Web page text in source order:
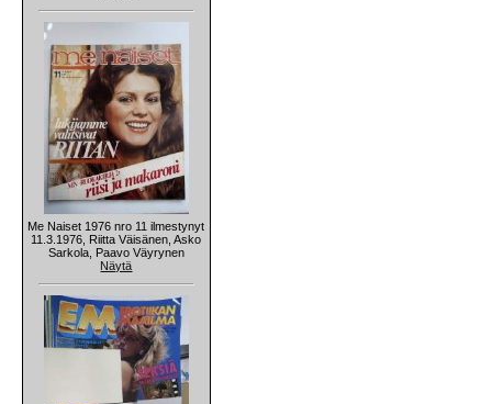
Me Naiset 1976 nro 11 ilmestynyt
11.3.1976, Riitta Väisänen, Asko
Sarkola, Paavo Väyrynen
Näytä